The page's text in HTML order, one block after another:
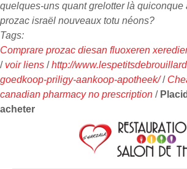
quelques-uns quant grelotter là quiconque
prozac israël nouveaux totu néons?
Tags:
Comprare prozac diesan fluoxeren
/ voir liens /http://
goedkoop-priligy-aankoop-apotheek//
canadian pharmacy no prescription /
acheter